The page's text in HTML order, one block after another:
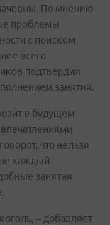
По мнению
проблемы
с поиском
всего
подтвердил
занятия.
в будущем
что нельзя
не каждый
занятия
– добавляет